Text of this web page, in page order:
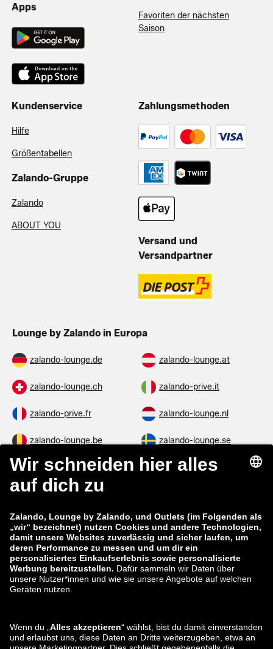
Apps
Favoriten der nächsten
Saison
Kundenservice
Hilfe
Größentabellen
Zalando-Gruppe
Zalando
ABOUT YOU
Zahlungsmethoden
Versand und
Versandpartner
Lounge by Zalando in Europa
zalando-lounge.de zalando-lounge.at
zalando-lounge.ch zalando-prive.it
zalando-prive.fr zalando-lounge.nl
zalando-lounge.be zalando-lounge.se
zalando-lounge.fi zalando-lounge.dk
zalando-lounge.co.uk
zalando-prive.es zalando-lounge.cz
zalando-lounge.lt zalando-lounge.sk
zalando-lounge.ro zalando-lounge.hr
zalando-lounge.lu zalando-lounge.ee